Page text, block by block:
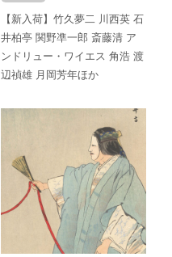
【新入荷】竹久夢二 川西英 石
井柏亭 関野凖一郎 斎藤清 ア
ンドリュー・ワイエス 角浩 渡
辺禎雄 月岡芳年ほか